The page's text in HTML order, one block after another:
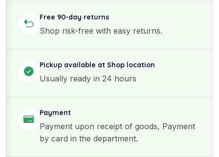
Free 90-day returns
Shop risk-free with easy returns.
Pickup available at Shop location
Usually ready in 24 hours
Payment
Payment upon receipt of goods, Payment
by card in the department.